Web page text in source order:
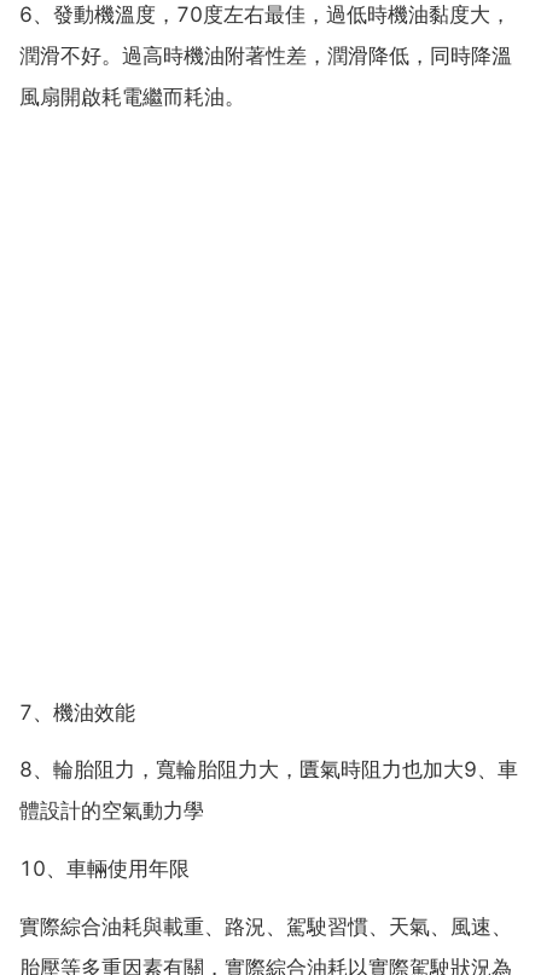
6、發動機溫度，70度左右最佳，過低時機油黏度大，
潤滑不好。過高時機油附著性差，潤滑降低，同時降溫
風扇開啟耗電繼而耗油。
7、機油效能
8、輪胎阻力，寬輪胎阻力大，匱氣時阻力也加大9、車
體設計的空氣動力學
10、車輛使用年限
實際綜合油耗與載重、路況、駕駛習慣、天氣、風速、
胎壓等多重因素有關，實際綜合油耗以實際駕駛狀況為